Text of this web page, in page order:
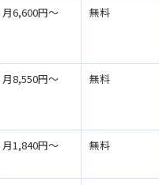
月6,600円〜 無料
月8,550円〜 無料
月1,840円〜 無料